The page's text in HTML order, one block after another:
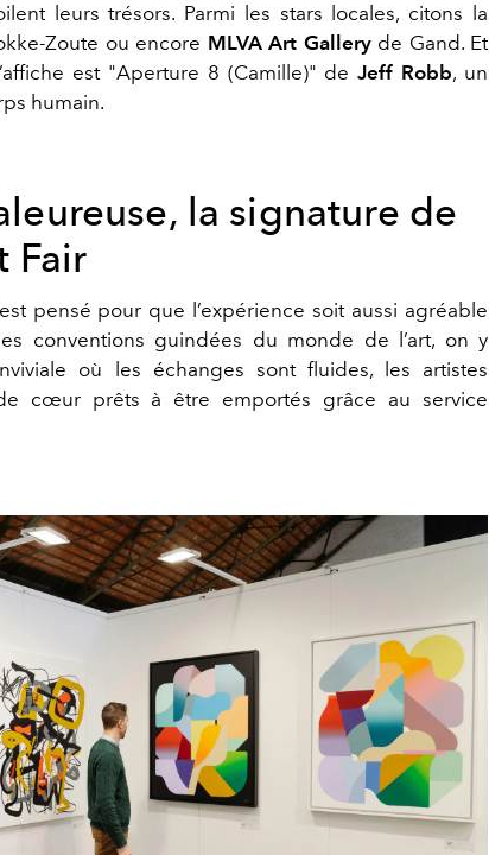
leurs trésors. Parmi les stars locales, citons la
Zoute ou encore MLVA Art Gallery de Gand. Et
est "Aperture 8 (Camille)" deJeff Robb, un
humain.
la signature de
Fair
pensé pour que l’expérience soit aussi agréable
conventions guindées du monde de l’art, on y
où les échanges sont fluides, les artistes
cœur prêts à être emportés grâce au service